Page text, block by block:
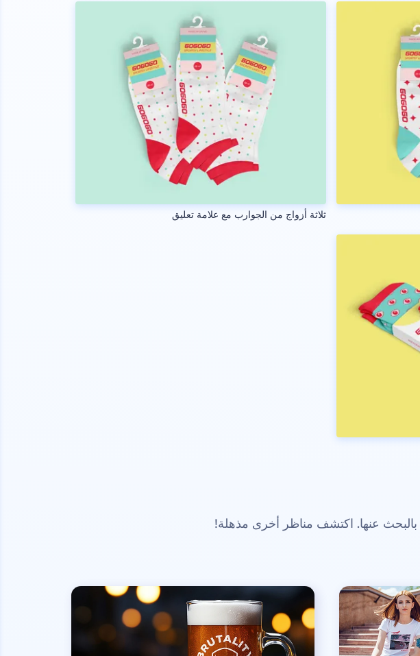
ثلاثة أزواج من الجوارب مع علامة تعليق
عنها. اكتشف مناظر أخرى مذهلة!